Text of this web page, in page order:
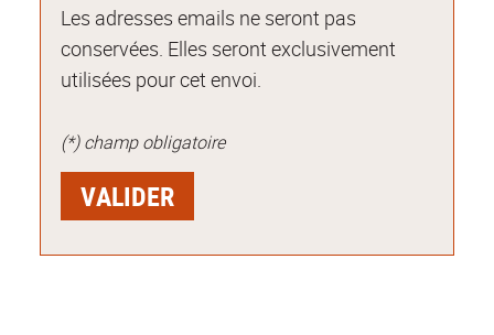
Les adresses emails ne seront pas
conservées. Elles seront exclusivement
utilisées pour cet envoi.
(*) champ obligatoire